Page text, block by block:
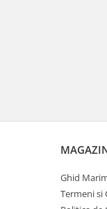
Ghid
Termeni si